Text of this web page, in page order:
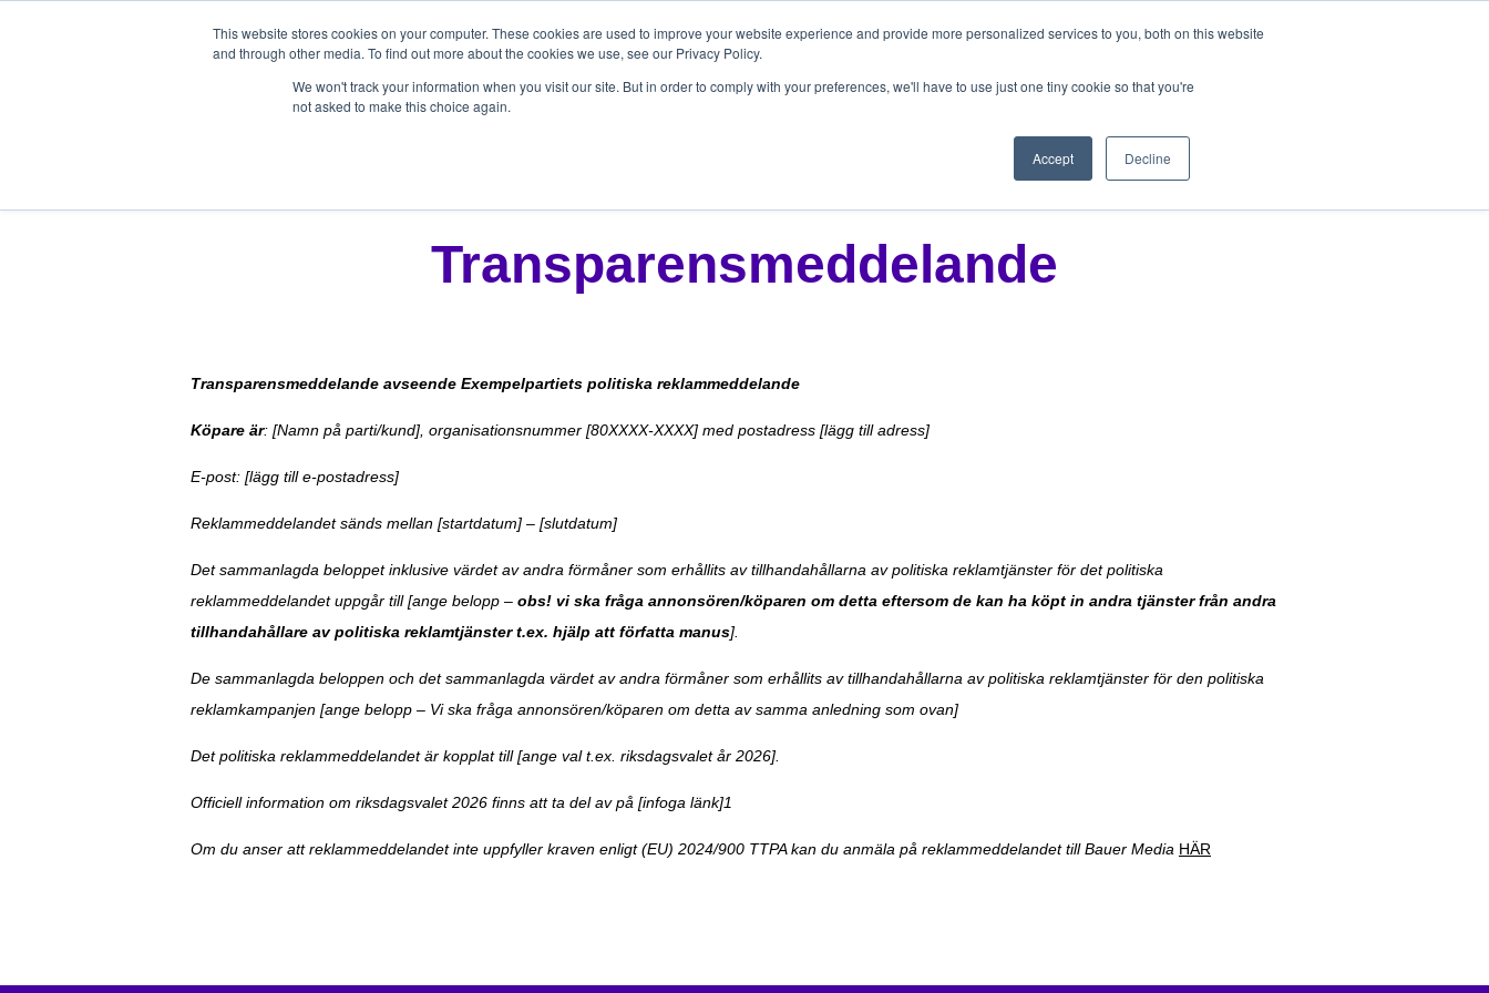
This website stores cookies on your computer. These cookies are used to improve your website experience and provide more personalized services to you, both on this website
and through other media. To find out more about the cookies we use, see our Privacy Policy.
We won't track your information when you visit our site. But in order to comply with your preferences, we'll have to use just one tiny cookie so that you're
not asked to make this choice again.
Accept Decline
Transparensmeddelande
Transparensmeddelande avseende Exempelpartiets politiska reklammeddelande
Köpare är: [Namn på parti/kund], organisationsnummer [80XXXX-XXXX] med postadress [lägg till adress]
E-post: [lägg till e-postadress]
Reklammeddelandet sänds mellan [startdatum] – [slutdatum]
Det sammanlagda beloppet inklusive värdet av andra förmåner som erhållits av tillhandahållarna av politiska reklamtjänster för det politiska
reklammeddelandet uppgår till [ange belopp – obs! vi ska fråga annonsören/köparen om detta eftersom de kan ha köpt in andra tjänster från andra
tillhandahållare av politiska reklamtjänster t.ex. hjälp att författa manus].
De sammanlagda beloppen och det sammanlagda värdet av andra förmåner som erhållits av tillhandahållarna av politiska reklamtjänster för den politiska
reklamkampanjen [ange belopp – Vi ska fråga annonsören/köparen om detta av samma anledning som ovan]
Det politiska reklammeddelandet är kopplat till [ange val t.ex. riksdagsvalet år 2026].
Officiell information om riksdagsvalet 2026 finns att ta del av på [infoga länk]1
Om du anser att reklammeddelandet inte uppfyller kraven enligt (EU) 2024/900 TTPA kan du anmäla på reklammeddelandet till Bauer Media HÄR